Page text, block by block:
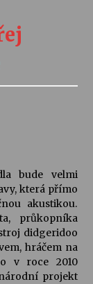
Stávám se
Quijotova
a
bude velmi
která přímo
akustikou.
průkopníka
didgeridoo
hráčem na
v roce 2010
projekt